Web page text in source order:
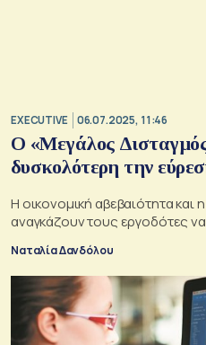
EXECUTIVE 06.07.2025, 11:46
Ο «Μεγάλος
δυσκολότερη την
Η οικονομική αβεβαιότητα και
αναγκάζουν τους εργοδότες
Ναταλία Δανδόλου